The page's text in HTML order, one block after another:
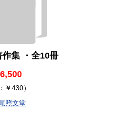
集 ・全10冊
￥430）
照文堂